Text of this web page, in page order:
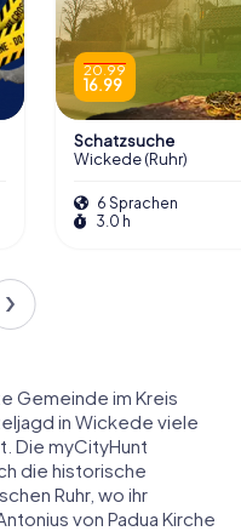
20.99
16.99
Schatzsuche
Wickede (Ruhr)
6 Sprachen
3.0 h
Gemeinde im Kreis
in Wickede viele
Die myCityHunt
die historische
Ruhr, wo ihr
von Padua Kirche